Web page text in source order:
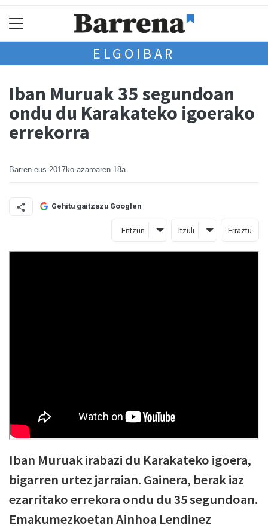
ELGOIBAR
Iban Muruak 35 segundoan
ondu du Karakateko igoerako
errekorra
Barren.eus 2017ko azaroaren 18a
Gehitu gaitzazu Googlen
Entzun Itzuli Erraztu
Iban Muruak irabazi du Karakateko igoera,
bigarren urtez jarraian. Gainera, berak iaz
ezarritako errekora ondu du 35 segundoan.
Emakumezkoetan Ainhoa Lendinez